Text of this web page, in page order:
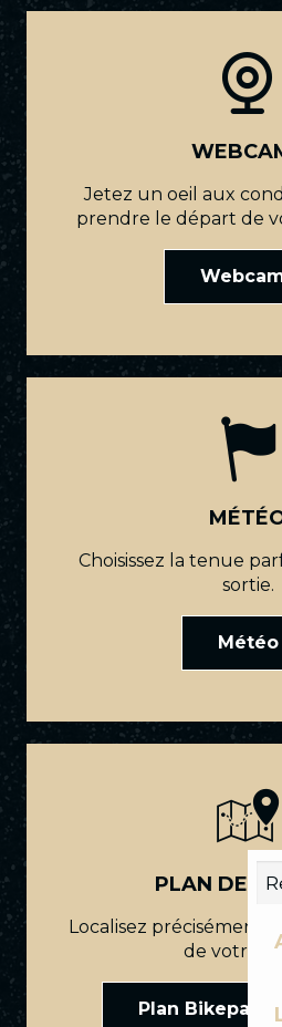
Jetez un oeil aux
prendre le départ de
Choisissez la tenue
sortie.
Météo
PLAN DES
Localisez précisément
de votre
Plan Bikepark